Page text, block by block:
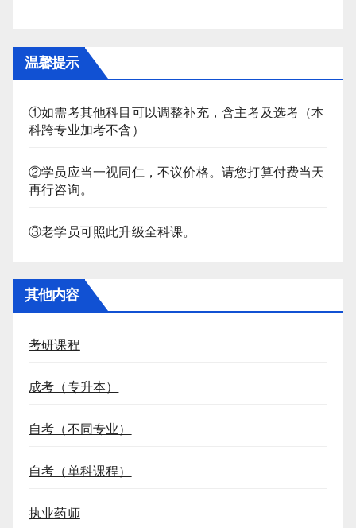
温馨提示
①如需考其他科目可以调整补充，含主考及选考（本
科跨专业加考不含）
②学员应当一视同仁，不议价格。请您打算付费当天
再行咨询。
③老学员可照此升级全科课。
其他内容
考研课程
成考（专升本）
自考（不同专业）
自考（单科课程）
执业药师